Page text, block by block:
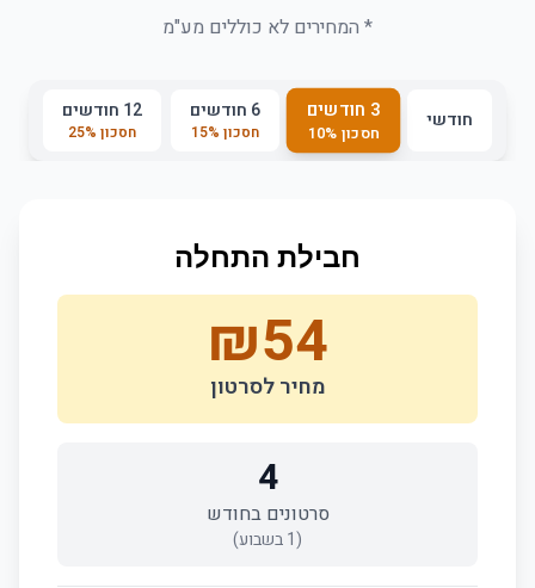
* המחירים לא כוללים מע"מ
חודשי 3 חודשים
חסכון 10%
6 חודשים
חסכון 15%
12 חודשים
חסכון 25%
חבילת התחלה
₪54
מחיר לסרטון
4
סרטונים בחודש
(
1בשבוע)